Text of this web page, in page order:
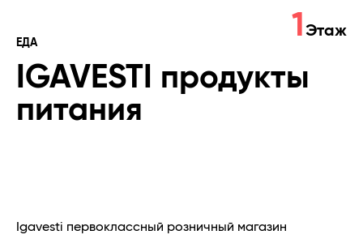
ЕДА
IGAVESTI продукты
питания
1 Этаж
Igavesti первоклассный розничный магазин